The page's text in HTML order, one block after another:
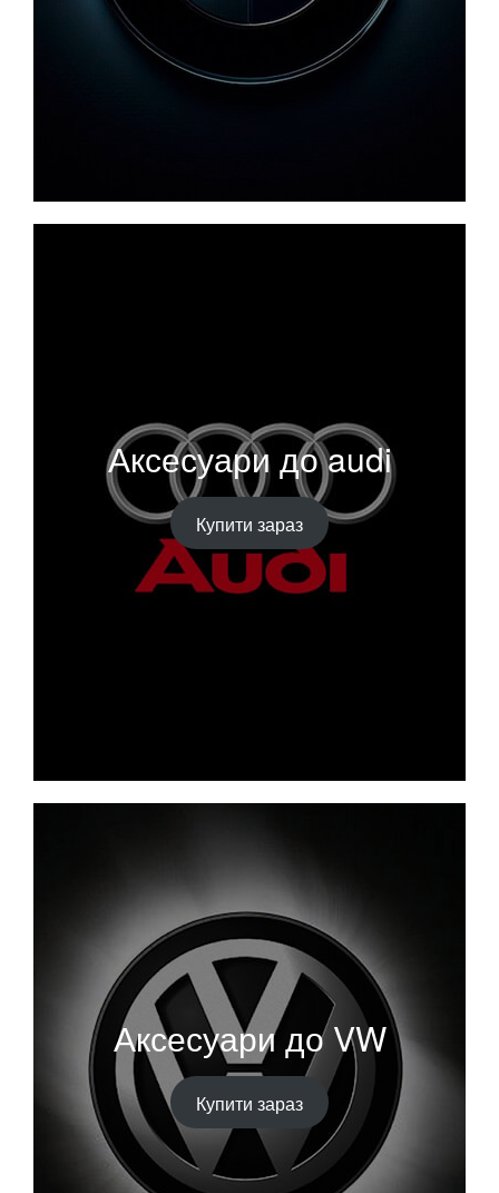
Аксесуари до audi
Купити зараз
Аксесуари до VW
Купити зараз